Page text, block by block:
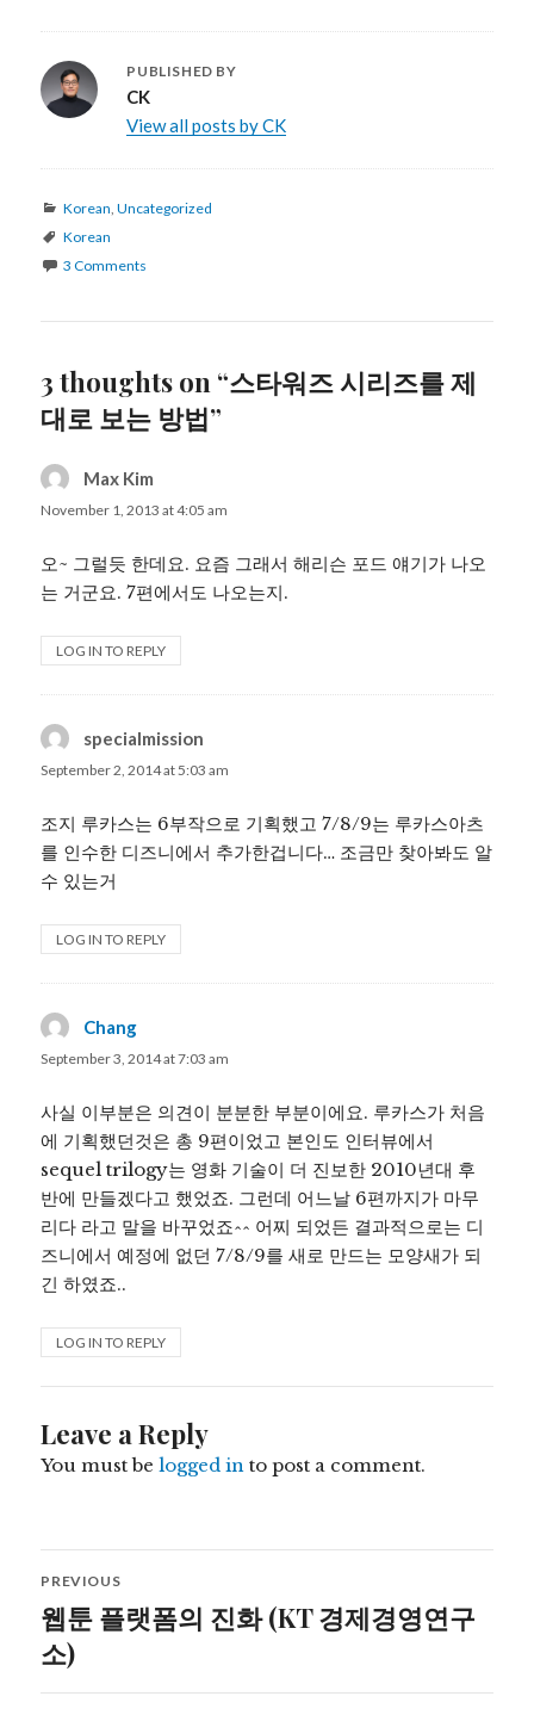
PUBLISHED BY
CK
View all posts by CK
Categories
Korean ,Uncategorized
Tags
Korean
3 Comments
3 thoughts on “스타워즈 시리즈를 제
대로 보는 방법”
Max Kim
November 1, 2013 at 4:05 am
오~ 그럴듯 한데요. 요즘 그래서 해리슨 포드 얘기가 나오
는 거군요. 7편에서도 나오는지.
LOG IN TO REPLY
specialmission
September 2, 2014 at 5:03 am
조지 루카스는 6부작으로 기획했고 7/8/9는 루카스아츠
를 인수한 디즈니에서 추가한겁니다… 조금만 찾아봐도 알
수 있는거
LOG IN TO REPLY
Chang
September 3, 2014 at 7:03 am
사실 이부분은 의견이 분분한 부분이에요. 루카스가 처음
에 기획했던것은 총 9편이었고 본인도 인터뷰에서
sequel trilogy는 영화 기술이 더 진보한 2010년대 후
반에 만들겠다고 했었죠. 그런데 어느날 6편까지가 마무
리다 라고 말을 바꾸었죠^^ 어찌 되었든 결과적으로는 디
즈니에서 예정에 없던 7/8/9를 새로 만드는 모양새가 되
긴 하였죠..
LOG IN TO REPLY
Leave a Reply
You must belogged in to post a comment.
Post
navigation
PREVIOUS
Previous
post:
웹툰 플랫폼의 진화 (KT 경제경영연구
소)